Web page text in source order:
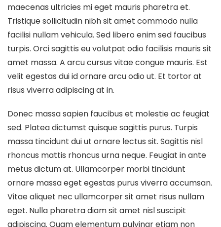
maecenas ultricies mi eget mauris pharetra et.
Tristique sollicitudin nibh sit amet commodo nulla
facilisi nullam vehicula. Sed libero enim sed faucibus
turpis. Orci sagittis eu volutpat odio facilisis mauris sit
amet massa. A arcu cursus vitae congue mauris. Est
velit egestas dui id ornare arcu odio ut. Et tortor at
risus viverra adipiscing at in.
Donec massa sapien faucibus et molestie ac feugiat
sed. Platea dictumst quisque sagittis purus. Turpis
massa tincidunt dui ut ornare lectus sit. Sagittis nisl
rhoncus mattis rhoncus urna neque. Feugiat in ante
metus dictum at. Ullamcorper morbi tincidunt
ornare massa eget egestas purus viverra accumsan.
Vitae aliquet nec ullamcorper sit amet risus nullam
eget. Nulla pharetra diam sit amet nisl suscipit
adipiscing. Quam elementum pulvinar etiam non